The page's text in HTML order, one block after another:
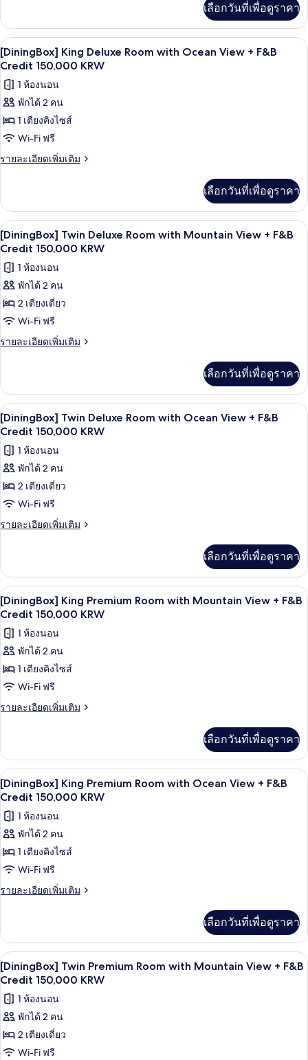
Mountain
View
+
F&B
Credit
150,000
KRW
เกี่ยว
กับ
[DiningBox]
King
Room
with
View
+
Credit
เลือกวันที่เพื่อดูราคา
เปิด
ภาพถ่าย
ทั้งหมด
ของ
[DiningBox]
King
Deluxe
Ocean
View
+
F&B
Credit
150,000
KRW
เครื่องนอนระดับพรีเมียม, ผ้านวมขนเ
10
[DiningBox] King Deluxe Room with Ocean View + F&B
Credit 150,000 KRW
1 ห้องนอน
พักได้ 2 คน
1 เตียงคิงไซส์
Wi-Fi ฟรี
รายละเอียดเพิ่มเติม
ราย
เกี่ยว
กับ
[DiningBox]
King
Room
with
View
+
Credit
เลือกวันที่เพื่อดูราคา
เปิด
ภาพถ่าย
ทั้งหมด
ของ
[DiningBox]
Twin
Deluxe
Mountain
View
+
F&B
Credit
150,000
KRW
เครื่องนอนระดับพรีเมียม, ผ้านวมขนเ
6
[DiningBox] Twin Deluxe Room with Mountain View + F&B
Credit 150,000 KRW
1 ห้องนอน
พักได้ 2 คน
2 เตียงเดี่ยว
Wi-Fi ฟรี
รายละเอียดเพิ่มเติม
ราย
เกี่ยว
กับ
[DiningBox]
Twin
Room
with
View
+
Credit
เลือกวันที่เพื่อดูราคา
เปิด
ภาพถ่าย
ทั้งหมด
ของ
[DiningBox]
Twin
Deluxe
Ocean
View
+
F&B
Credit
150,000
KRW
เครื่องนอนระดับพรีเมียม, ผ้านวมขนเ
8
[DiningBox] Twin Deluxe Room with Ocean View + F&B
Credit 150,000 KRW
1 ห้องนอน
พักได้ 2 คน
2 เตียงเดี่ยว
Wi-Fi ฟรี
รายละเอียดเพิ่มเติม
ราย
เกี่ยว
กับ
[DiningBox]
Twin
Room
with
View
+
Credit
เลือกวันที่เพื่อดูราคา
เปิด
ภาพถ่าย
ทั้งหมด
ของ
[DiningBox]
King
Premium
Mountain
View
+
F&B
Credit
150,000
KRW
เครื่องนอนระดับพรีเมียม, ผ้านวมขนเ
8
[DiningBox] King Premium Room with Mountain View + F&B
Credit 150,000 KRW
1 ห้องนอน
พักได้ 2 คน
1 เตียงคิงไซส์
Wi-Fi ฟรี
รายละเอียดเพิ่มเติม
ราย
เกี่ยว
กับ
[DiningBox]
King
Room
with
View
+
Credit
เลือกวันที่เพื่อดูราคา
เปิด
ภาพถ่าย
ทั้งหมด
ของ
[DiningBox]
King
Premium
Ocean
View
+
F&B
Credit
150,000
KRW
เครื่องนอนระดับพรีเมียม, ผ้านวมขนเ
10
[DiningBox] King Premium Room with Ocean View + F&B
Credit 150,000 KRW
1 ห้องนอน
พักได้ 2 คน
1 เตียงคิงไซส์
Wi-Fi ฟรี
รายละเอียดเพิ่มเติม
ราย
เกี่ยว
กับ
[DiningBox]
King
Room
with
View
+
เลือกวันที่เพื่อดูราคา
เปิด
ภาพถ่าย
ทั้งหมด
ของ
[DiningBox]
Twin
เครื่องนอนระดับพรีเมียม, ผ้านวมขนเ
6
[DiningBox] Twin Premium Room with Mountain View + F&B
Credit 150,000 KRW
1 ห้องนอน
พักได้ 2 คน
2 เตียงเดี่ยว
Wi-Fi ฟรี